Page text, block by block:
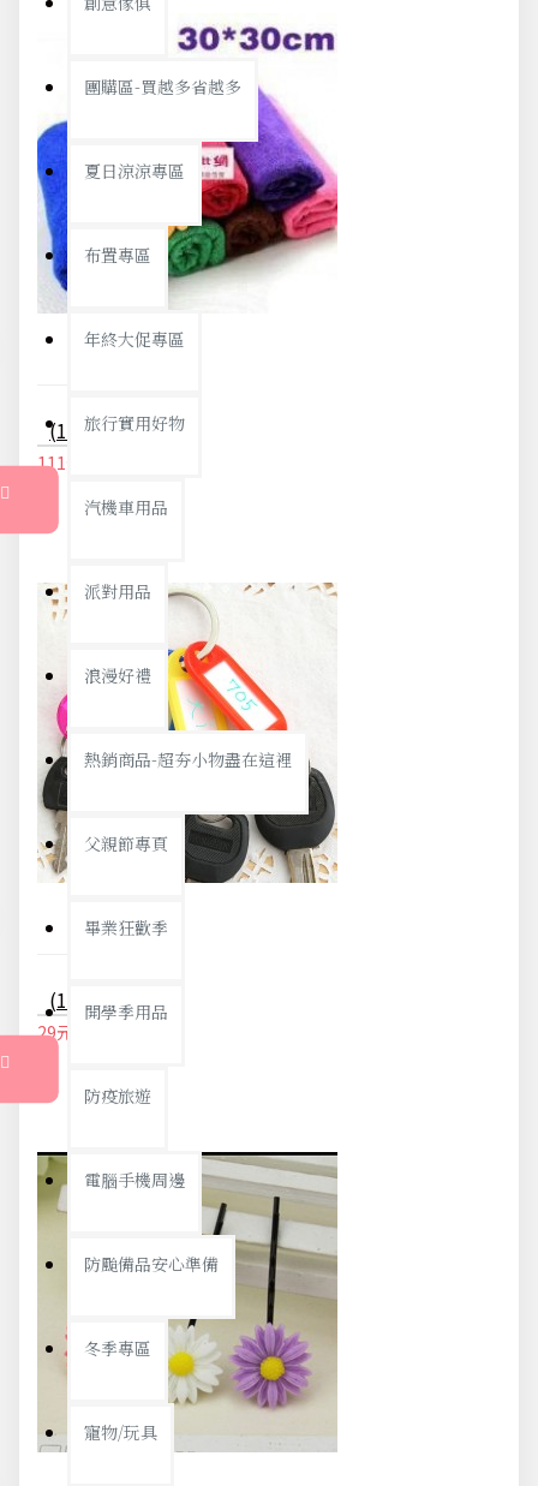
團購區-買越多省越多
夏日涼涼專區
布置專區
年終大促專區
旅行實用好物
汽機車用品
派對用品
浪漫好禮
熱銷商品-超夯小物盡在這裡
父親節專頁
畢業狂歡季
開學季用品
防疫旅遊
電腦手機周邊
防颱備品安心準備
冬季專區
寵物/玩具
(10入) 超細纖維洗車毛巾 擦車巾 吸水洗車巾 30X30CM
111元
(10入)彩色鑰匙分類環 塑膠鑰匙牌 標籤牌 鑰匙圈 吊牌
29元